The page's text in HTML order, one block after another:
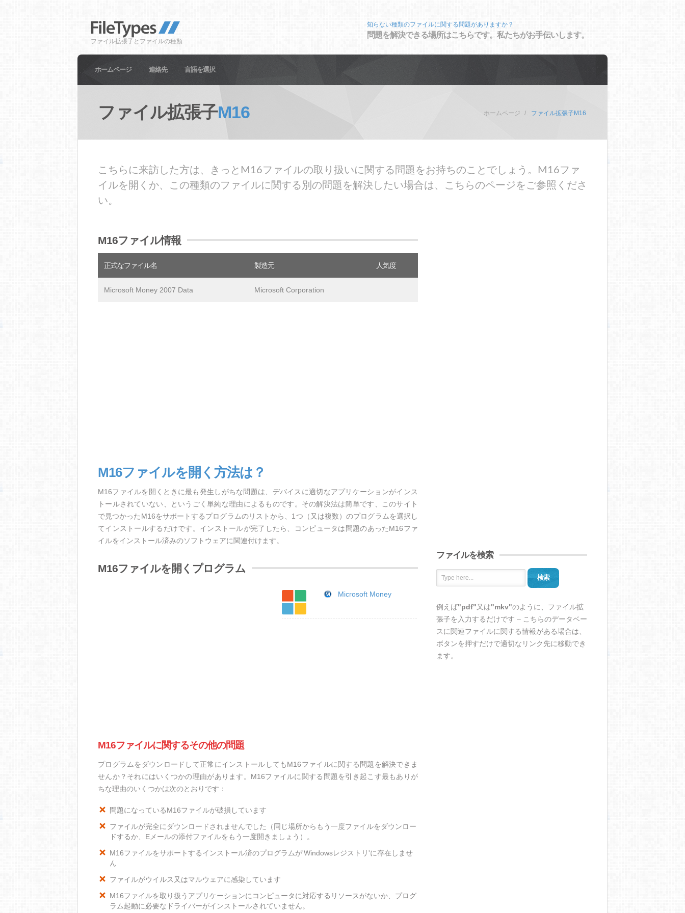
ファイル拡張子とファイルの種類
知らない種類のファイルに関する問題がありますか？
問題を解決できる場所はこちらです。私たちがお手伝いします。
ホームページ 連絡先 言語を選択
ファイル拡張子M16 ホームページ ファイル拡張子M16
こちらに来訪した方は、きっとM16ファイルの取り扱いに関する問題をお持ちのことでしょう。M16ファ
イルを開くか、この種類のファイルに関する別の問題を解決したい場合は、こちらのページをご参照くださ
い。
M16ファイル情報
正式なファイル名 製造元 人気度
Microsoft Money 2007 Data Microsoft Corporation
M16ファイルを開く方法は？
M16ファイルを開くときに最も発生しがちな問題は、デバイスに適切なアプリケーションがインス
トールされていない、というごく単純な理由によるものです。その解決法は簡単です、このサイト
で見つかったM16をサポートするプログラムのリストから、1つ（又は複数）のプログラムを選択し
てインストールするだけです。インストールが完了したら、コンピュータは問題のあったM16ファ
イルをインストール済みのソフトウェアに関連付けます。
M16ファイルを開くプログラム
Microsoft Money
M16ファイルに関するその他の問題
プログラムをダウンロードして正常にインストールしてもM16ファイルに関する問題を解決できま
せんか？それにはいくつかの理由があります。M16ファイルに関する問題を引き起こす最もありが
ちな理由のいくつかは次のとおりです：
問題になっているM16ファイルが破損しています
ファイルが完全にダウンロードされませんでした（同じ場所からもう一度ファイルをダウンロー
ドするか、Eメールの添付ファイルをもう一度開きましょう）。
M16ファイルをサポートするインストール済のプログラムが'Windowsレジストリ'に存在しませ
ん
ファイルがウイルス又はマルウェアに感染しています
M16ファイルを取り扱うアプリケーションにコンピュータに対応するリソースがないか、プログ
ラム起動に必要なドライバーがインストールされていません。
ファイルを検索
検索
例えば"pdf"又は"mkv"のように、ファイル拡
張子を入力するだけです – こちらのデータベー
スに関連ファイルに関する情報がある場合は、
ボタンを押すだけで適切なリンク先に移動でき
ます。